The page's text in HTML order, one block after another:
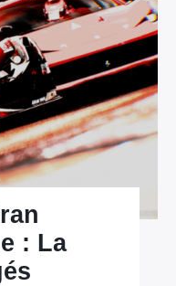
: La